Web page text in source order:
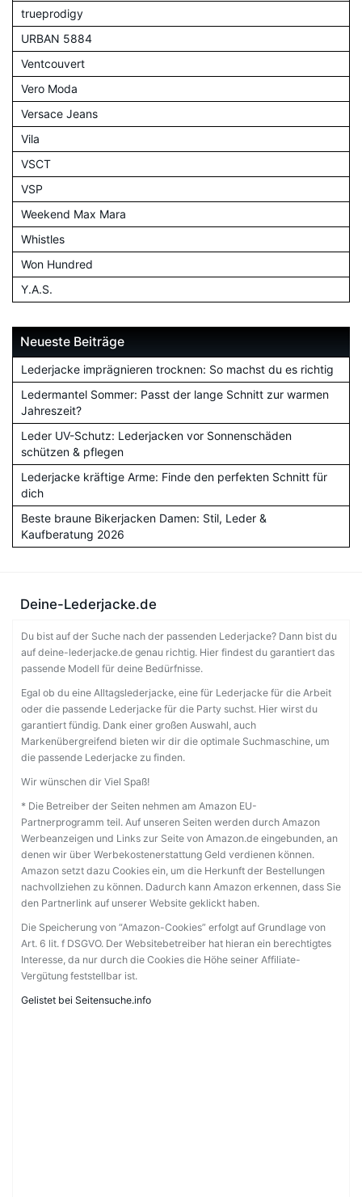
trueprodigy
URBAN 5884
Ventcouvert
Vero Moda
Versace Jeans
Vila
VSCT
VSP
Weekend Max Mara
Whistles
Won Hundred
Y.A.S.
Neueste Beiträge
Lederjacke imprägnieren trocknen: So machst du es richtig
Ledermantel Sommer: Passt der lange Schnitt zur warmen
Jahreszeit?
Leder UV-Schutz: Lederjacken vor Sonnenschäden
schützen & pflegen
Lederjacke kräftige Arme: Finde den perfekten Schnitt für
dich
Beste braune Bikerjacken Damen: Stil, Leder &
Kaufberatung 2026
Deine-Lederjacke.de
Du bist auf der Suche nach der passenden Lederjacke? Dann bist du
auf deine-lederjacke.de genau richtig. Hier findest du garantiert das
passende Modell für deine Bedürfnisse.
Egal ob du eine Alltagslederjacke, eine für Lederjacke für die Arbeit
oder die passende Lederjacke für die Party suchst. Hier wirst du
garantiert fündig. Dank einer großen Auswahl, auch
Markenübergreifend bieten wir dir die optimale Suchmaschine, um
die passende Lederjacke zu finden.
Wir wünschen dir Viel Spaß!
* Die Betreiber der Seiten nehmen am Amazon EU-
Partnerprogramm teil. Auf unseren Seiten werden durch Amazon
Werbeanzeigen und Links zur Seite von Amazon.de eingebunden, an
denen wir über Werbekostenerstattung Geld verdienen können.
Amazon setzt dazu Cookies ein, um die Herkunft der Bestellungen
nachvollziehen zu können. Dadurch kann Amazon erkennen, dass Sie
den Partnerlink auf unserer Website geklickt haben.
Die Speicherung von “Amazon-Cookies” erfolgt auf Grundlage von
Art. 6 lit. f DSGVO. Der Websitebetreiber hat hieran ein berechtigtes
Interesse, da nur durch die Cookies die Höhe seiner Affiliate-
Vergütung feststellbar ist.
Gelistet bei Seitensuche.info